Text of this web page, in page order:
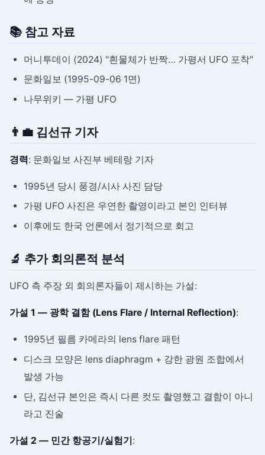
📚 참고 자료
머니투데이 (2024) "흰물체가 반짝… 가평서 UFO 포착"
문화일보 (1995-09-06 1면)
나무위키 — 가평 UFO
👨‍💼 김선규 기자
경력: 문화일보 사진부 베테랑 기자
1995년 당시 풍경/시사 사진 담당
가평 UFO 사진은 우연한 촬영이라고 본인 인터뷰
이후에도 한국 언론에서 정기적으로 회고
🔬 추가 회의론적 분석
UFO 측 주장 외 회의론자들이 제시하는 가설:
가설 1 — 광학 결함 (Lens Flare / Internal Reflection):
1995년 필름 카메라의 lens flare 패턴
디스크 모양은 lens diaphragm + 강한 광원 조합에서
발생 가능
단, 김선규 본인은 즉시 다른 컷도 촬영했고 결함이 아니
라고 진술
가설 2 — 민간 항공기/실험기: